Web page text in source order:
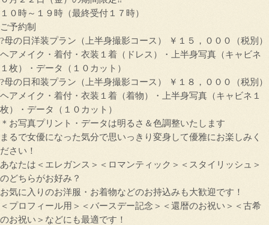
１０時～１９時（最終受付１７時）
ご予約制
?母の日洋装プラン（上半身撮影コース） ￥１５，０００（税別）
ヘアメイク・着付・衣装１着（ドレス）・上半身写真（キャビネ
１枚）・データ（１０カット）
?母の日和装プラン（上半身撮影コース） ￥１８，０００（税別）
ヘアメイク・着付・衣装１着（着物）・上半身写真（キャビネ１
枚）・データ（１０カット）
＊お写真プリント・データは明るさ＆色調整いたします
まるで女優になった気分で思いっきり変身して優雅にお楽しみく
ださい！
あなたは＜エレガンス＞＜ロマンティック＞＜スタイリッシュ＞
のどちらがお好み？
お気に入りのお洋服・お着物などのお持込みも大歓迎です！
＜プロフィール用＞＜バースデー記念＞＜還暦のお祝い＞＜古希
のお祝い＞などにも最適です！